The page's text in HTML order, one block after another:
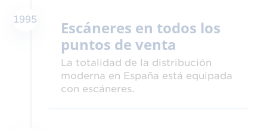
1995
Escáneres en todos los
puntos de venta
La totalidad de la distribución
moderna en España está equipada
con escáneres.